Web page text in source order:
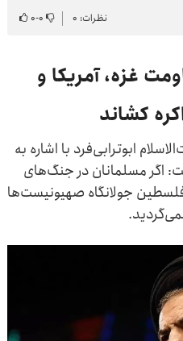
نظرات: ۰ ۰-۰
غزه، آمریکا و
کشاند
ابوترابی‌فرد با اشاره به
اگر مسلمانان در جنگ‌های
جولانگاه صهیونیست‌ها